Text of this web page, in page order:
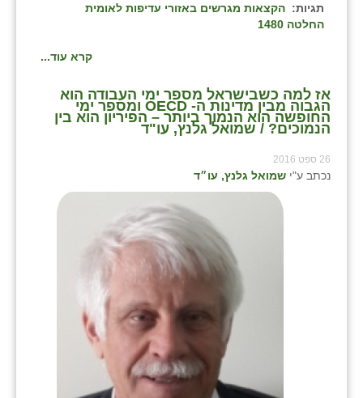
תגיות: הקצאות מגרשים באזורי עדיפות לאומית
החלטה 1480
קרא עוד...
אז למה כשבישראל מספר ימי העבודה הוא
הגבוה מבין מדינות ה- OECD ומספר ימי
החופשה הוא הנמוך ביותר – הפיריון הוא בין
הנמוכים? / שמואל גלנץ, עו"ד
26 ספט 2016
נכתב ע"י שמואל גלנץ, עו״ד